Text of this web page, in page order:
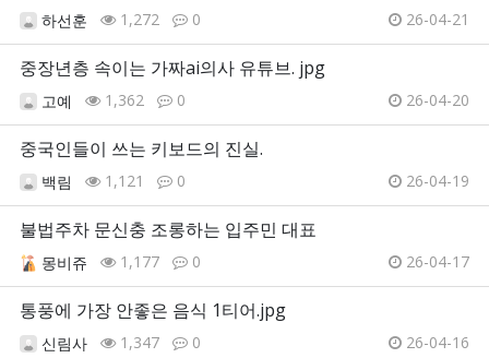
하선훈 1,272 0 26-04-21
중장년층 속이는 가짜ai의사 유튜브. jpg
고예 1,362 0 26-04-20
중국인들이 쓰는 키보드의 진실.
백림 1,121 0 26-04-19
불법주차 문신충 조롱하는 입주민 대표
몽비쥬 1,177 0 26-04-17
통풍에 가장 안좋은 음식 1티어.jpg
신림사 1,347 0 26-04-16